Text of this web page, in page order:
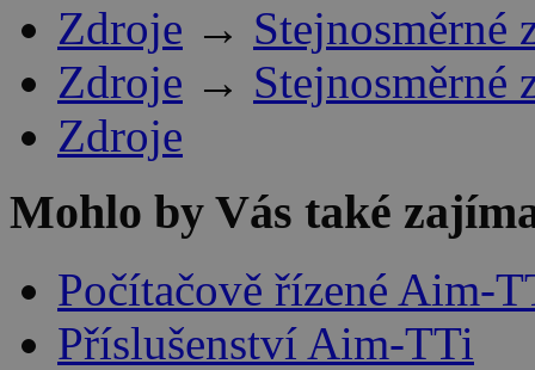
Zdroje →
Zdroje →
Zdroje
Mohlo by Vás také
Počítačově řízené Aim-
Příslušenství Aim-TTi